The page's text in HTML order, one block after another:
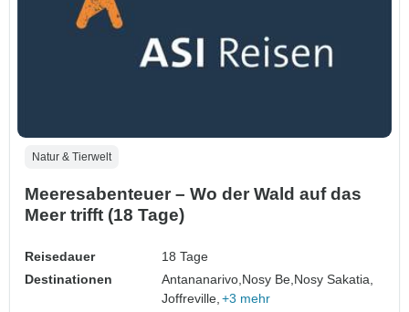
Natur & Tierwelt
Meeresabenteuer – Wo der Wald auf das
Meer trifft (18 Tage)
Reisedauer
18 Tage
Destinationen
Antananarivo, Nosy Be, Nosy Sakatia,
Joffreville, +3 mehr